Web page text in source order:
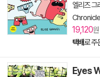
엘리즈 그
Chronicle
19,120
택배로 주
Eyes